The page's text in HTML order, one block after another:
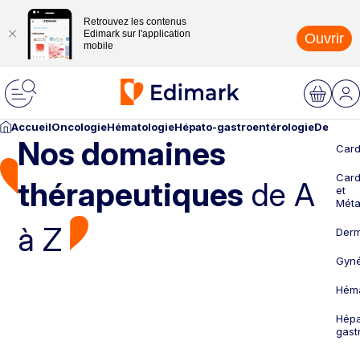
Retrouvez les contenus
Edimark sur l'application
mobile
Ouvrir
AccueilOncologieHématologieHépato-gastroentérologie
Nos domaines
thérapeutiques de A
à Z
et